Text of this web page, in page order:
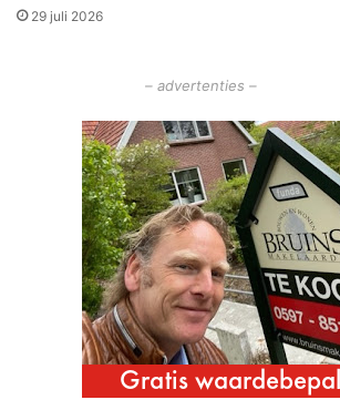
29 juli 2026
– advertenties –